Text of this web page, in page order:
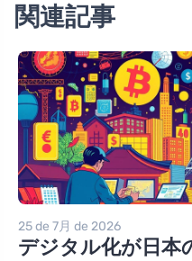
関連記事
25 de 7月 de 2026
デジタル化が日本